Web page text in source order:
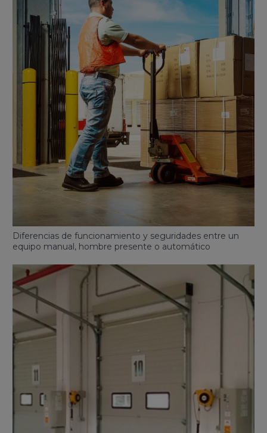
Diferencias de funcionamiento y seguridades entre un
equipo manual, hombre presente o automático